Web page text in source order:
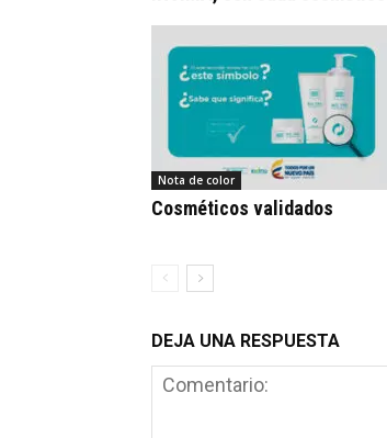
Nota de color
Cosméticos validados
DEJA UNA RESPUESTA